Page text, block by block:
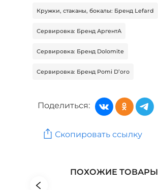
Кружки, стаканы, бокалы: Бренд Lefard
Сервировка: Бренд АргентА
Сервировка: Бренд Dolomite
Сервировка: Бренд Pomi D’oro
Поделиться:
Скопировать ссылку
ПОХОЖИЕ ТОВАРЫ